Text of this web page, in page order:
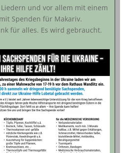
und vor allem mit einem
Spenden für Makariv.
für alles. Es wird gebraucht.